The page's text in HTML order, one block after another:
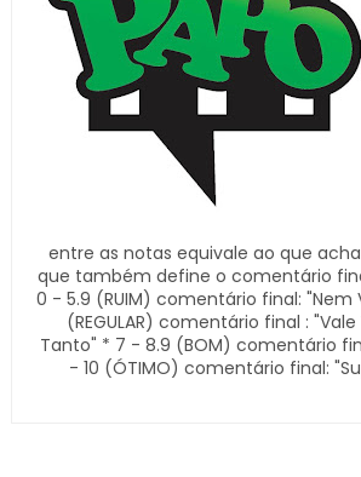
entre as notas equivale ao que
que também define o comentário
0 - 5.9 (RUIM) comentário final: "Nem
(REGULAR) comentário final :
Tanto" * 7 - 8.9 (BOM) comentário
- 10 (ÓTIMO) comentário final: